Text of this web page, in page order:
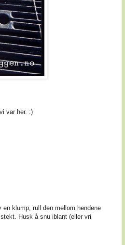
var her. :)
klump, rull den mellom hendene
Husk å snu iblant (eller vri